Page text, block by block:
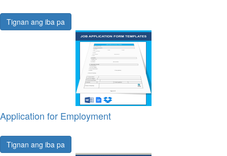
Tignan ang iba pa
Application for Employment
Tignan ang iba pa